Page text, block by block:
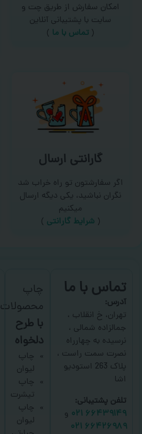
امکان سفارش از طریق چت و
سایت با پشتیبانی آنلاین
( تماس با ما‌ )
گارانتی ارسال
اگر سفارشتون تو راه خراب شد
نگران نباشید، یکی دیگه ارسال
میکنیم
( شرایط گارانتی )
تماس با ما
آدرس:
تهران، خ انقلاب ،
جمالزاده شمالی ،
نرسیده به چهارراه
نصرت سمت راست ،
پلاک 263 استودیو
اشا
تلفن پشتیبانی:
۶۶۴۳۹۱۴۹ ۰۲۱
و
۶۶۴۲۶۹۸۹ ۰۲۱
چاپ
محصولات
با طرح
دلخواه
چاپ
لیوان
چاپ
تیشرت
چاپ
لیوان